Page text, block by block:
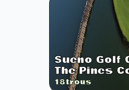
Sueno Golf
The Pines
18trous